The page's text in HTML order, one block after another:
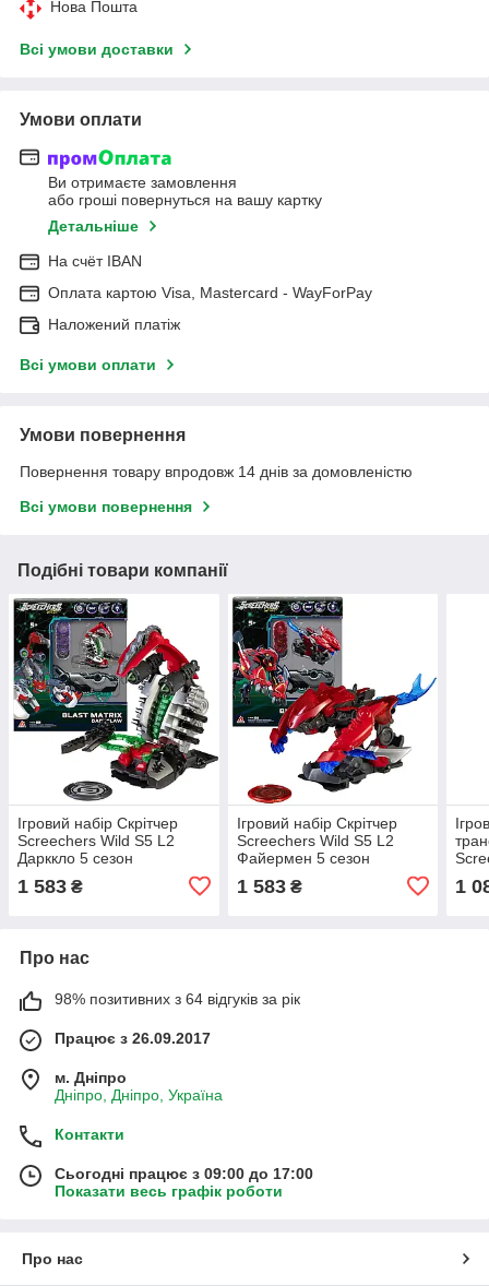
Нова Пошта
Всі умови доставки
Умови оплати
Ви отримаєте замовлення
або гроші повернуться на вашу картку
Детальніше
На cчёт IBAN
Оплата картою Visa, Mastercard - WayForPay
Наложений платіж
Всі умови оплати
Умови повернення
Повернення товару впродовж 14 днів за домовленістю
Всі умови повернення
Подібні товари компанії
Ігровий набір Скрітчер
Screechers Wild S5 L2
Дарккло 5 сезон
1 583 ₴
Ігровий набір Скрітчер
Screechers Wild S5 L2
Файермен 5 сезон
1 583₴ 1
Про нас
98% позитивних з 64 відгуків за рік
Працює з 26.09.2017
м. Дніпро
Дніпро, Дніпро, Україна
Контакти
Сьогодні працює з 09:00 до 17:00
Показати весь графік роботи
Про нас